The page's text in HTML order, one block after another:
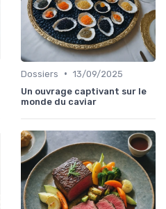
Dossiers • 13/09/2025
Un ouvrage captivant sur le
monde du caviar